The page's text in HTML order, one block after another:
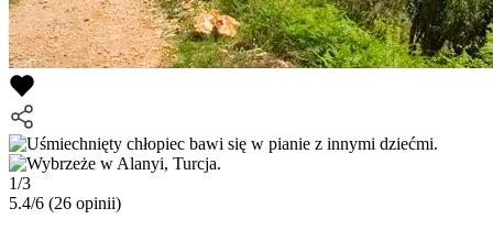
1/3
5.4/6 (26 opinii)